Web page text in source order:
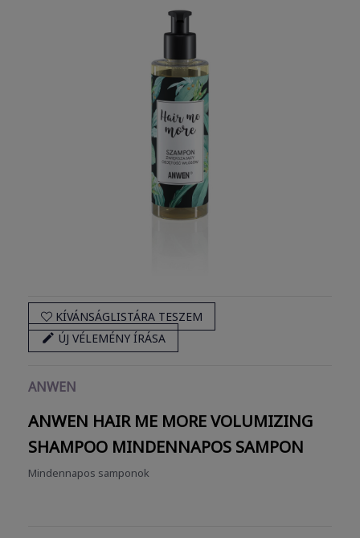
KÍVÁNSÁGLISTÁRA TESZEM
 ÚJ VÉLEMÉNY ÍRÁSA
ANWEN
ANWEN HAIR ME MORE VOLUMIZING
SHAMPOO MINDENNAPOS SAMPON
Mindennapos samponok